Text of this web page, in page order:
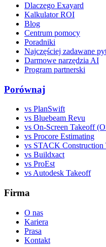
Dlaczego Exayard
Kalkulator ROI
Blog
Centrum pomocy
Poradniki
Najczęściej zadawane
Darmowe narzędzia AI
Program partnerski
Porównaj
vs PlanSwift
vs Bluebeam Revu
vs On-Screen Takeoff
vs Procore Estimating
vs STACK Construction
vs Buildxact
vs ProEst
vs Autodesk Takeoff
Firma
O nas
Kariera
Prasa
Kontakt